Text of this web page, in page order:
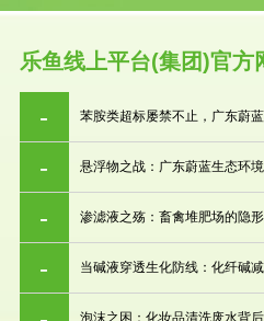
乐鱼线上平台(集团)官方
苯胺类超标屡禁不止，广东蔚
悬浮物之战：广东蔚蓝生态环
渗滤液之殇：畜禽堆肥场的隐
当碱液穿透生化防线：化纤碱
泡沫之困：化妆品清洗废水背